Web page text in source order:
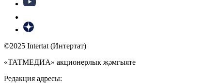
©2025 Intertat (Интертат)
«ТАТМЕДИА» акционерлык җәмгыяте
Редакция адресы: